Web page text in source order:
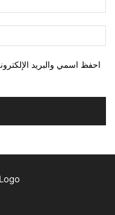
احفظ اسمي والبريد